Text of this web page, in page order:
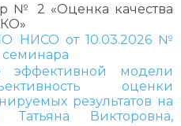
№ 2 «Оценка качества
НИСО от 10.03.2026 №
эффективной модели
оценки
результатов на
Викторовна,